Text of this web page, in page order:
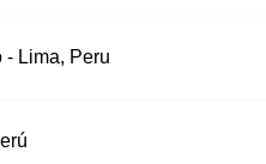
- Lima, Peru